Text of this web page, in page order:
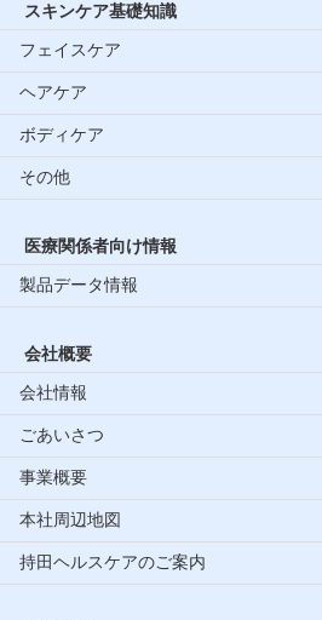
スキンケア基礎知識
フェイスケア
ヘアケア
ボディケア
その他
医療関係者向け情報
製品データ情報
会社概要
会社情報
ごあいさつ
事業概要
本社周辺地図
持田ヘルスケアのご案内